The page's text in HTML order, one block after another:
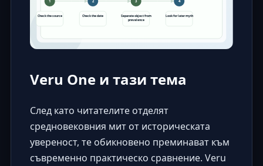
Veru One и тази тема
След като читателите отделят
средновековния мит от историческата
увереност, те обикновено преминават към
съвременно практическо сравнение. Veru